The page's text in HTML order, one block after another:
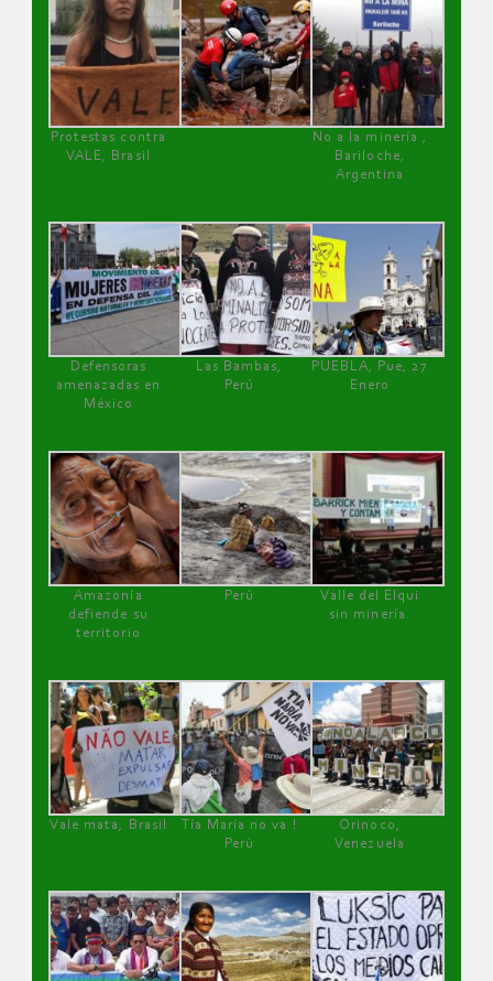
Protestas contra
VALE, Brasil
No a la minería ,
Bariloche,
Argentina
Defensoras
amenazadas en
México
Las Bambas,
Perú
PUEBLA, Pue, 27
Enero
Amazonía
defiende su
territorio
Perú
Valle del Elqui
sin minería.
Vale mata, Brasil
Tía María no va !
Perú
Orinoco,
Venezuela